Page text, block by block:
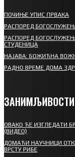
ПОЧИЊЕ УПИС ПРВАКА
РАСПОРЕД
РАСПОРЕД
СТУДЕНИЦА
НАЈАВА: БОЖИЋНА
РАДНО ВРЕМЕ ДОМА
ЗАНИМЉИВОСТИ
ОВАКО ЋЕ ИЗГЛЕДАТИ
(ВИДЕО)
ДОМАЋИ НАУЧНИЦИ
ВРСТУ РИБЕ